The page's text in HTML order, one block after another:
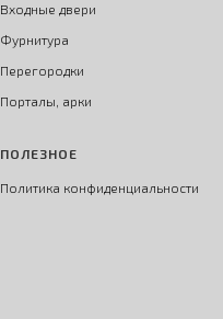
Входные двери
Фурнитура
Перегородки
Порталы, арки
ПОЛЕЗНОЕ
Политика конфиденциальности